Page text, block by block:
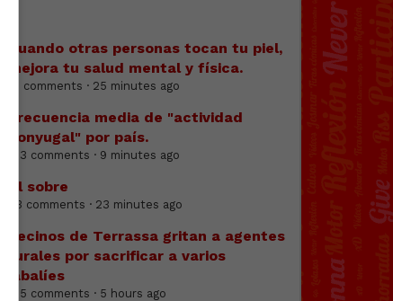
Cuando otras personas tocan tu piel,
mejora tu salud mental y física.
19 comments · 25 minutes ago
Frecuencia media de "actividad
conyugal" por país.
103 comments · 9 minutes ago
Al sobre
83 comments · 23 minutes ago
Vecinos de Terrassa gritan a agentes
rurales por sacrificar a varios
jabalíes
185 comments · 5 hours ago